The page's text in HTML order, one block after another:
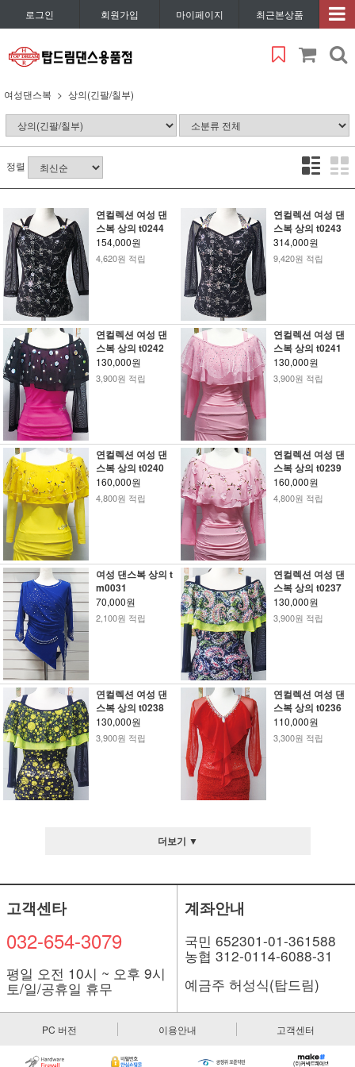
로그인 회원가입 마이페이지 최근본상품
여성댄스복 상의(긴팔/칠부)
정렬
연컬렉션 여성 댄
스복 상의 t0244
154,000원
4,620원 적립
연컬렉션 여성 댄
스복 상의 t0243
314,000원
9,420원 적립
연컬렉션 여성 댄
스복 상의 t0242
130,000원
3,900원 적립
연컬렉션 여성 댄
스복 상의 t0241
130,000원
3,900원 적립
연컬렉션 여성 댄
스복 상의 t0240
160,000원
4,800원 적립
연컬렉션 여성 댄
스복 상의 t0239
160,000원
4,800원 적립
여성 댄스복 상의 t
m0031
70,000원
2,100원 적립
연컬렉션 여성 댄
스복 상의 t0237
130,000원
3,900원 적립
연컬렉션 여성 댄
스복 상의 t0238
130,000원
3,900원 적립
연컬렉션 여성 댄
스복 상의 t0236
110,000원
3,300원 적립
더보기 ▼
고객센타
032-654-3079
평일 오전 10시 ~ 오후 9시
토/일/공휴일 휴무
계좌안내
국민 652301-01-361588
농협 312-0114-6088-31
예금주 허성식(탑드림)
PC 버전 이용안내 고객센터